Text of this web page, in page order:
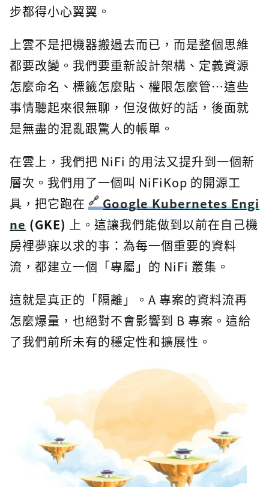
步都得小心翼翼。
上雲不是把機器搬過去而已，而是整個思維
都要改變。我們要重新設計架構、定義資源
怎麼命名、標籤怎麼貼、權限怎麼管…這些
事情聽起來很無聊，但沒做好的話，後面就
是無盡的混亂跟驚人的帳單。
在雲上，我們把 NiFi 的用法又提升到一個新
層次。我們用了一個叫 NiFiKop 的開源工
具，把它跑在
Google Kubernetes Engi
ne (GKE) 上。這讓我們能做到以前在自己機
房裡夢寐以求的事：為每一個重要的資料
流，都建立一個「專屬」的 NiFi 叢集。
這就是真正的「隔離」。A 專案的資料流再
怎麼爆量，也絕對不會影響到 B 專案。這給
了我們前所未有的穩定性和擴展性。